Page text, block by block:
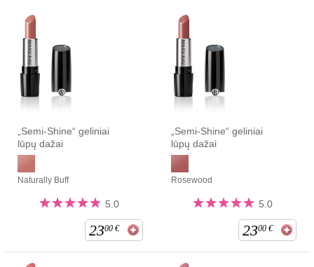
„Semi-Shine“ geliniai
lūpų dažai
Naturally Buff
5.0
2300 €
„Semi-Shine“ geliniai
lūpų dažai
Rosewood
5.0
2300 €